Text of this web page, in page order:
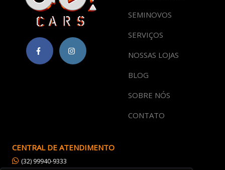
SEMINOVOS
SERVIÇOS
NOSSAS LOJAS
BLOG
SOBRE NÓS
CONTATO
CENTRAL DE ATENDIMENTO
(32) 99940-9333